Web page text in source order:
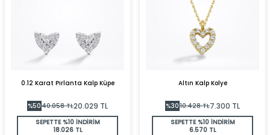
0.12 Karat Pırlanta Kalp Küpe
%5040.058TL20.029 TL
SEPETTE %10 İNDİRİM
18.026 TL
Altın Kalp Kolye
%3010.428TL7.300 TL
SEPETTE %10 İNDİRİM
6.570 TL